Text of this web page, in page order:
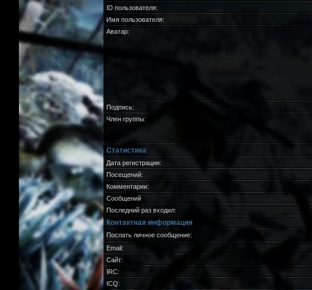
ID пользователя:
Имя пользователя:
Аватар:
Подпись:
Член группы:
Статистика
Дата регистрации:
Посещений:
Комментарии:
Сообщений
Последний раз входил:
Контактная информация
Послать личное сообщение:
Email:
Сайт:
IRC:
ICQ: